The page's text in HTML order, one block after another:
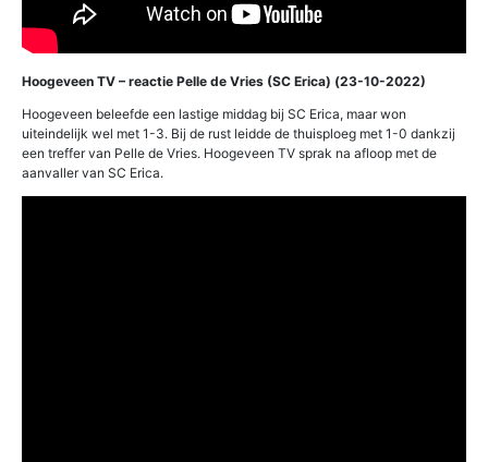
Hoogeveen TV – reactie Pelle de Vries (SC Erica) (23-10-2022)
Hoogeveen beleefde een lastige middag bij SC Erica, maar won
uiteindelijk wel met 1-3. Bij de rust leidde de thuisploeg met 1-0 dankzij
een treffer van Pelle de Vries. Hoogeveen TV sprak na afloop met de
aanvaller van SC Erica.